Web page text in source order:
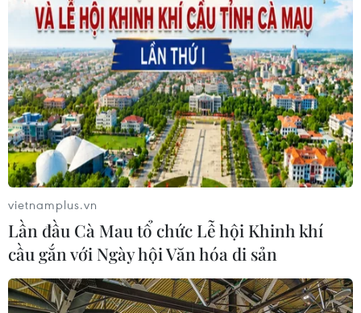
Chuyển đổi số: Bắt đầu từ đâu, số hóa cái
gì là lựa chọn không dễ dàng
05/02/2021 22:21
Theo ông Hoàng Viết Tiến, hầu hết các doanh nghiệp
hiện nay đều hiểu tầm quan trọng của công nghiệp 4.0
nhưng không biết bắt đầu từ đâu, số hóa cái gì trước,
cái gì sau.
vietnamplus.vn
Lần đầu Cà Mau tổ chức Lễ hội Khinh khí
cầu gắn với Ngày hội Văn hóa di sản